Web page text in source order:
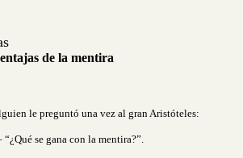
de la mentira
le preguntó una vez al gran Aristóteles:
“¿Qué se gana con la mentira?”.